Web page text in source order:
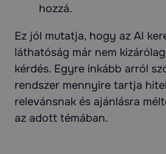
hozzá.
Ez jól mutatja, hogy az AI
láthatóság már nem
kérdés. Egyre inkább arról
rendszer mennyire tartja
relevánsnak és ajánlásra
az adott témában.